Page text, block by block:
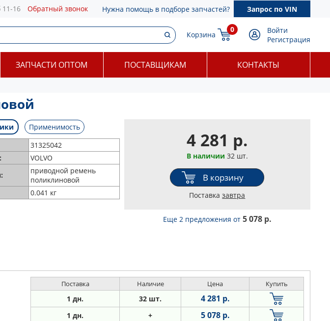
11-16 Обратный звонок Нужна помощь в подборе запчастей? Запрос по VIN
Корзина
0
Войти
Регистрация
ЗАПЧАСТИ ОПТОМ ПОСТАВЩИКАМ КОНТАКТЫ
Применимость
31325042
VOLVO
приводной ремень
поликлиновой
0.041 кг
4 281 р.
В наличии 32 шт.
В корзину
Поставказавтра
Еще 2 предложения от 5 078 р.
Поставка Наличие Цена Купить
1 дн. 32 шт. 4 281 р.
1 дн. + 5 078 р.